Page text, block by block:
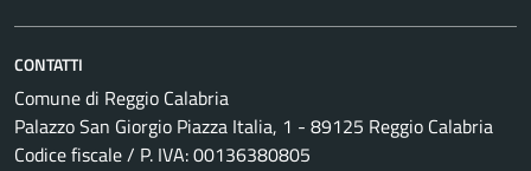
CONTATTI
Comune di Reggio Calabria
Palazzo San Giorgio Piazza Italia, 1 - 89125 Reggio Calabria
Codice fiscale / P. IVA: 00136380805